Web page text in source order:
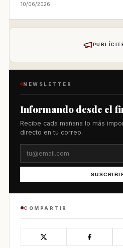
10/06/2026
NEWSLETTER
Informando desde el
Recibe cada mañana lo más
directo en tu correo.
COMPARTIR